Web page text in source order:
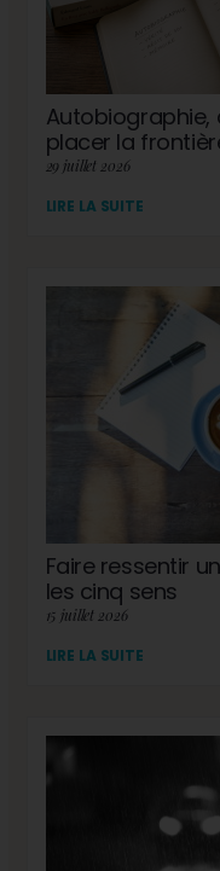
Autobiographie,
placer la
29 juillet 2026
LIRE LA SUITE
Faire ressentir
les cinq sens
15 juillet 2026
LIRE LA SUITE